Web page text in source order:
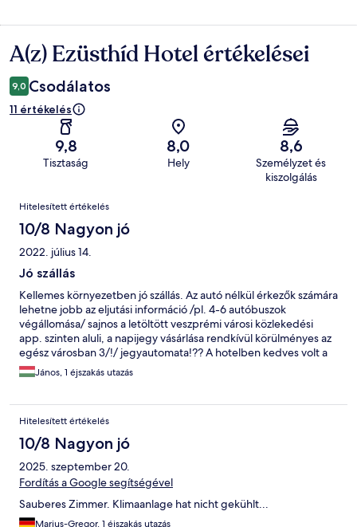
Értékelések
A(z) Ezüsthíd Hotel értékelései
9,0 Csodálatos
11 értékelés
9,8
Tisztaság
8,0
Hely
8,6
Személyzet és
kiszolgálás
Értékelések
Hitelesített értékelés
10/8 Nagyon jó
2022. július 14.
Jó szállás
Kellemes környezetben jó szállás. Az autó nélkül érkezők számára
lehetne jobb az eljutási információ /pl. 4-6 autóbuszok
végállomása/ sajnos a letöltött veszprémi városi közlekedési
app. szinten aluli, a napijegy vásárlása rendkívül körülményes az
egész városban 3/!/ jegyautomata!?? A hotelben kedves volt a
fogadtatás, szép szoba és jó reggeli /kár hogy a rántotta és virsli
kihűlt/ volt friss péksüteményekkel...
János, 1 éjszakás utazás
Hitelesített értékelés
10/8 Nagyon jó
2025. szeptember 20.
Fordítás a Google segítségével
Sauberes Zimmer. Klimaanlage hat nicht gekühlt...
Marius-Gregor, 1 éjszakás utazás